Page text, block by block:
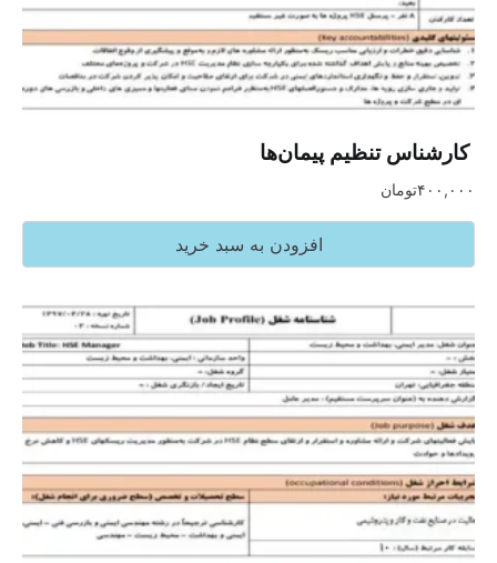
‏ کارشناس تنظیم پیمان‌ها
۴۰۰,۰۰۰تومان
افزودن به سبد خرید